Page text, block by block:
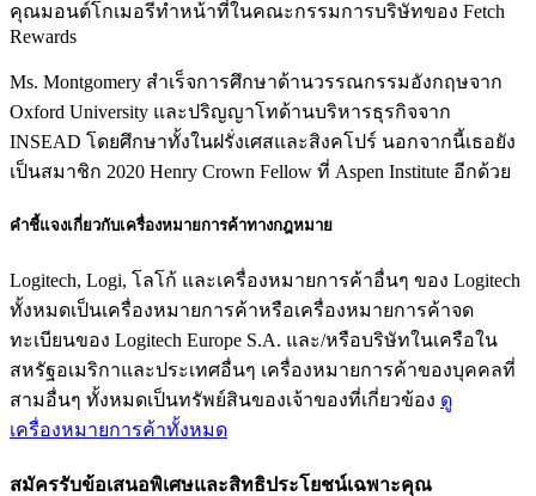
คุณมอนต์โกเมอรีทำหน้าที่ในคณะกรรมการบริษัทของ Fetch
Rewards
Ms. Montgomery สำเร็จการศึกษาด้านวรรณกรรมอังกฤษจาก
Oxford University และปริญญาโทด้านบริหารธุรกิจจาก
INSEAD โดยศึกษาทั้งในฝรั่งเศสและสิงคโปร์ นอกจากนี้เธอยัง
เป็นสมาชิก 2020 Henry Crown Fellow ที่ Aspen Institute อีกด้วย
คำชี้แจงเกี่ยวกับเครื่องหมายการค้าทางกฎหมาย
Logitech, Logi, โลโก้ และเครื่องหมายการค้าอื่นๆ ของ Logitech
ทั้งหมดเป็นเครื่องหมายการค้าหรือเครื่องหมายการค้าจด
ทะเบียนของ Logitech Europe S.A. และ/หรือบริษัทในเครือใน
สหรัฐอเมริกาและประเทศอื่นๆ เครื่องหมายการค้าของบุคคลที่
สามอื่นๆ ทั้งหมดเป็นทรัพย์สินของเจ้าของที่เกี่ยวข้อง ดู
เครื่องหมายการค้าทั้งหมด
สมัครรับข้อเสนอพิเศษและสิทธิประโยชน์เฉพาะคุณ